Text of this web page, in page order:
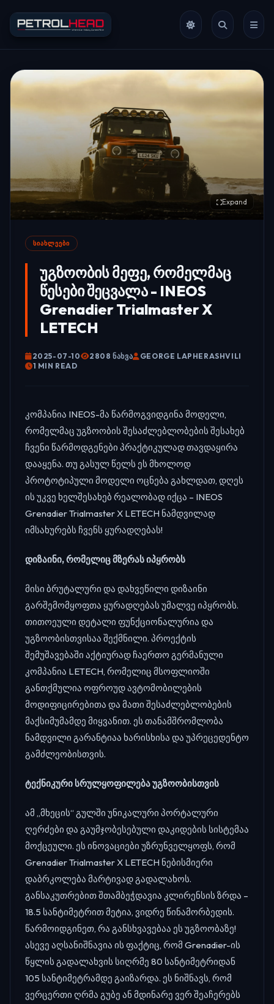
Expand
ᲡᲘᲐᲮᲚᲔᲔᲑᲘ
უგზოობის მეფე, რომელმაც
წესები შეცვალა - INEOS
Grenadier Trialmaster X
LETECH
2025-07-10 2808 ᲜᲐᲮᲕᲐ
GEORGE LAPHERASHVILI
1 MIN READ
კომპანია INEOS-მა წარმოგვიდგინა მოდელი,
რომელმაც უგზოობის შესაძლებლობების შესახებ
ჩვენი წარმოდგენები პრაქტიკულად თავდაყირა
დააყენა. თუ გასულ წელს ეს მხოლოდ
პროტოტიპული მოდელი ოცნება გახლდათ, დღეს
ის უკვე ხელშესახებ რეალობად იქცა – INEOS
Grenadier Trialmaster X LETECH ნამდვილად
იმსახურებს ჩვენს ყურადღებას!
დიზაინი, რომელიც მზერას იპყრობს
მისი ბრუტალური და დახვეწილი დიზაინი
გარშემომყოფთა ყურადღებას უმალვე იპყრობს.
თითოეული დეტალი ფუნქციონალურია და
უგზოობისთვისაა შექმნილი. პროექტის
შემუშავებაში აქტიურად ჩაერთო გერმანული
კომპანია LETECH, რომელიც მსოფლიოში
განთქმულია ოფროუდ ავტომობილების
მოდიფიცირებითა და მათი შესაძლებლობების
მაქსიმუმამდე მიყვანით. ეს თანამშრომლობა
ნამდვილი გარანტიაა ხარისხისა და უპრეცედენტო
გამძლეობისთვის.
ტექნიკური სრულყოფილება უგზოობისთვის
ამ „მხეცის“ გულში უნიკალური პორტალური
ღერძები და გაუმჯობესებული დაკიდების სისტემაა
მოქცეული. ეს ინოვაციები უზრუნველყოფს, რომ
Grenadier Trialmaster X LETECH ნებისმიერი
დაბრკოლება მარტივად გადალახოს.
განსაკუთრებით შთამბეჭდავია კლირენსის ზრდა –
18.5 სანტიმეტრით მეტია, ვიდრე წინამორბედის.
წარმოიდგინეთ, რა განსხვავებაა ეს უგზოობაზე!
ასევე აღსანიშნავია ის ფაქტიც, რომ Grenadier-ის
წყლის გადალახვის სიღრმე 80 სანტიმეტრიდან
105 სანტიმეტრამდე გაიზარდა. ეს ნიშნავს, რომ
ვერცერთი ღრმა გუბე ან მდინარე ვერ შეაჩერებს